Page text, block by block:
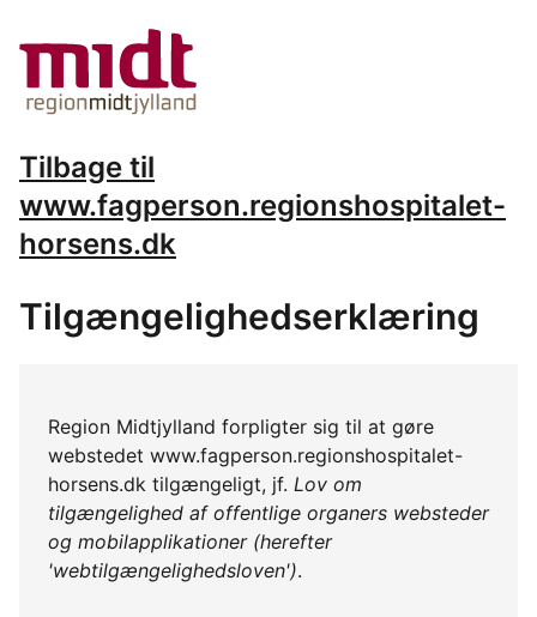
Tilbage til
www.fagperson.regionshospitalet-
horsens.dk
Tilgængelighedserklæring
Region Midtjylland forpligter sig til at gøre
webstedet www.fagperson.regionshospitalet-
horsens.dk tilgængeligt, jf. Lov om
tilgængelighed af offentlige organers websteder
og mobilapplikationer (herefter
'webtilgængelighedsloven').